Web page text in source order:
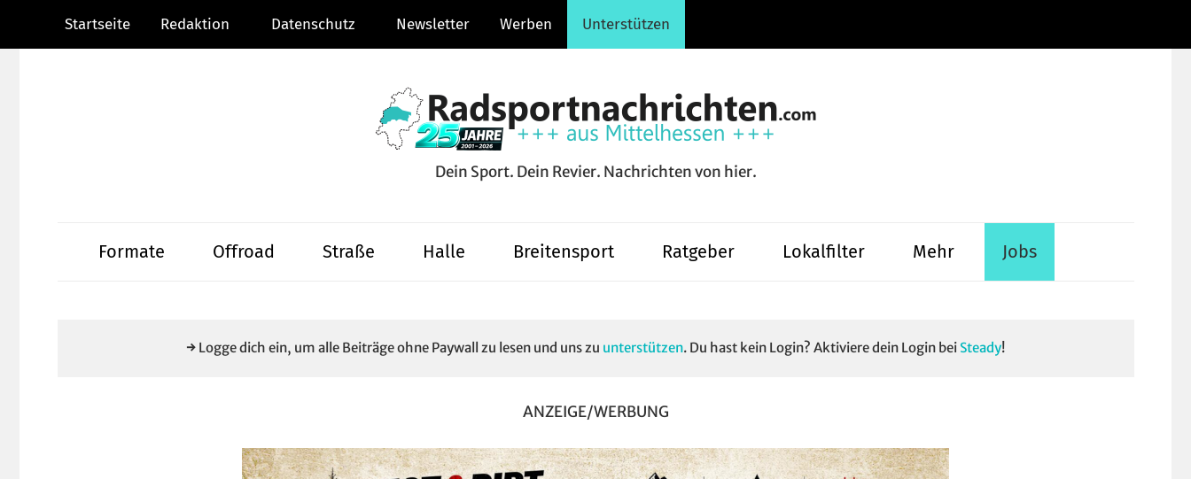
Feed
Startseite Redaktion Datenschutz Newsletter Werben Unterstützen
Radsportnachrichten.com
aus
Dein Sport. Dein Revier. Nachrichten von hier.
Formate Offroad Straße Halle Breitensport Ratgeber Lokalfilter Mehr Jobs
→ Logge dich ein, um alle Beiträge ohne Paywall zu lesen und uns zu unterstützen. Du hast kein Login? Aktiviere dein Login bei Steady!
ANZEIGE/WERBUNG